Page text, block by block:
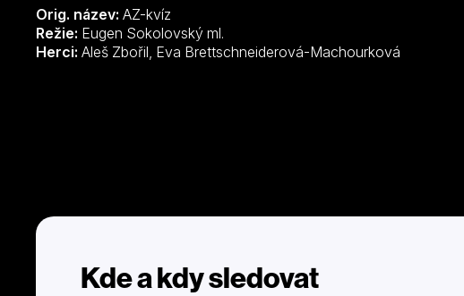
Orig. název: AZ-kvíz
Režie: Eugen Sokolovský ml.
Herci:
Aleš Zbořil, Eva Brettschneiderová-Machourková
Kde a kdy sledovat